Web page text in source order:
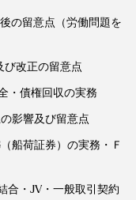
の留意点（労働問題を
び改正の留意点
・債権回収の実務
影響及び留意点
船荷証券）の実務・Ｆ
合・JV・一般取引契約